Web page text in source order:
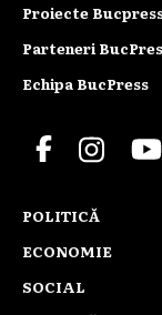
Proiecte
Parteneri
Echipa BucPress
POLITICĂ
ECONOMIE
SOCIAL